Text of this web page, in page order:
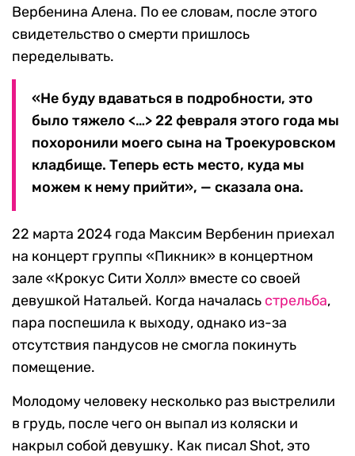
Вербенина Алена. По ее словам, после этого
свидетельство о смерти пришлось
переделывать.
«Не буду вдаваться в подробности, это
было тяжело <…> 22 февраля этого года мы
похоронили моего сына на Троекуровском
кладбище. Теперь есть место, куда мы
можем к нему прийти», — сказала она.
22 марта 2024 года Максим Вербенин приехал
на концерт группы «Пикник» в концертном
зале «Крокус Сити Холл» вместе со своей
девушкой Натальей. Когда началась стрельба,
пара поспешила к выходу, однако из-за
отсутствия пандусов не смогла покинуть
помещение.
Молодому человеку несколько раз выстрелили
в грудь, после чего он выпал из коляски и
накрыл собой девушку. Как писал Shot, это